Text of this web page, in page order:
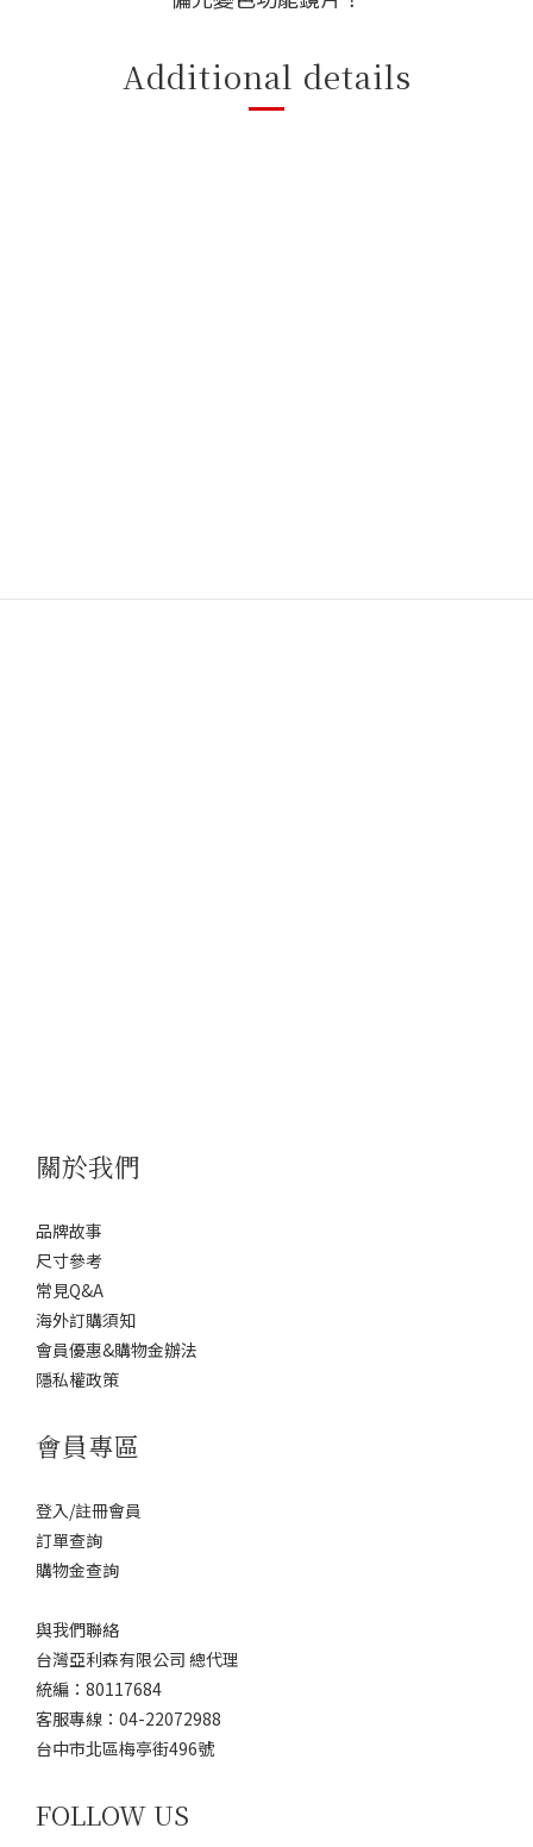
Additional details
關於我們
品牌故事
尺寸參考
常見Q&A
海外訂購須知
會員優惠&購物金辦法
隱私權政策
會員專區
登入/註冊會員
訂單查詢
購物金查詢
與我們聯絡
台灣亞利森有限公司 總代理
統編：80117684
客服專線：04-22072988
台中市北區梅亭街496號
FOLLOW US